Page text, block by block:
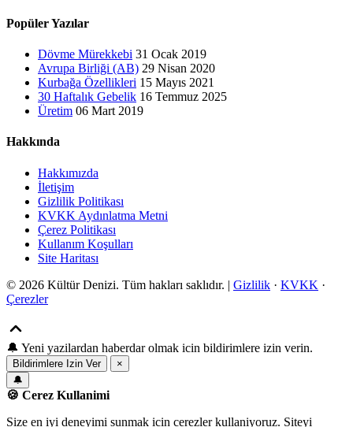
Popüler Yazılar
Dövme Mürekkebi 31 Ocak 2019
Avrupa Birliği (AB) 29 Nisan 2020
Kurbağa Özellikleri 15 Mayıs 2021
30 Haftalık Gebelik 16 Temmuz 2025
Üretim 06 Mart 2019
Hakkında
Hakkımızda
İletişim
Gizlilik Politikası
KVKK Aydınlatma Metni
Çerez Politikası
Kullanım Koşulları
Site Haritası
© 2026 Kültür Denizi. Tüm hakları saklıdır. | Gizlilik · KVKK ·
Çerezler
🔔 Yeni yazilardan haberdar olmak icin bildirimlere izin verin.
Bildirimlere Izin Ver
×
🔔
🍪 Cerez Kullanimi
Size en iyi deneyimi sunmak icin cerezler kullaniyoruz. Siteyi